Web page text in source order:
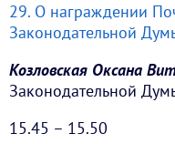
29. О награждении
Законодательной
Козловская Оксана
Законодательной
15.45 – 15.50